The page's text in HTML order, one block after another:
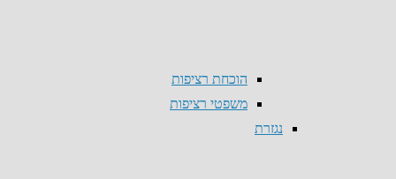
הוכחת רציפות
משפטי רציפות
נגזרת